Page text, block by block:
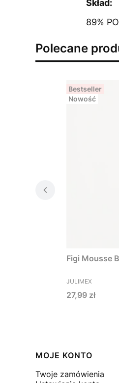
Skład:
89%
Polecane
Bestseller
Nowość
Figi Mousse
PRODUCENT
JULIMEX
Cena
27,99 zł
Linki w stopce
MOJE KONTO
Twoje zamówienia